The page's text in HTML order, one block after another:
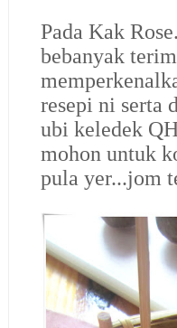
Pada Kak
bebanyak
resepi ni serta
ubi keledek
mohon untuk
pula yer...jom